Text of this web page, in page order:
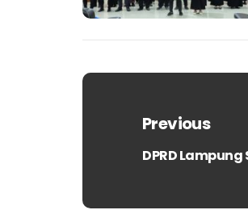
Navigasi
Previous
Previous
DPRD